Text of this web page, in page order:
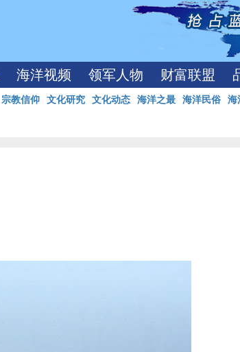
海洋视频 领军人物 财富联盟
宗教信仰 文化研究 文化动态 海洋之最 海洋民俗 海